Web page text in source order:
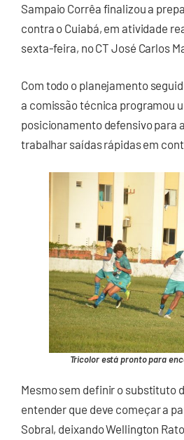
Sampaio Corrêa finalizou a
contra o Cuiabá, em atividade
sexta-feira, no CT José Carlos
Com todo o planejamento
a comissão técnica programou
posicionamento defensivo para
trabalhar saídas rápidas em
Tricolor está pronto para
Mesmo sem definir o substituto
entender que deve começar a
Sobral, deixando Wellington